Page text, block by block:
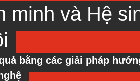
minh và Hệ
bằng các giải pháp